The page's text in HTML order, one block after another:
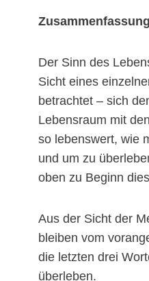
Zusammenfassung
Der Sinn des
Sicht eines
betrachtet – sich
Lebensraum mit
so lebenswert, wie
und um zu
oben zu Beginn
Aus der Sicht der
bleiben vom
die letzten drei
überleben.